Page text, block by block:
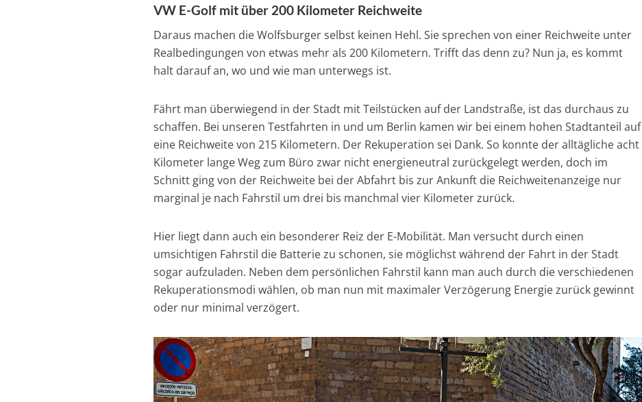
VW E-Golf mit über 200 Kilometer Reichweite
Daraus machen die Wolfsburger selbst keinen Hehl. Sie sprechen von einer Reichweite unter
Realbedingungen von etwas mehr als 200 Kilometern. Trifft das denn zu? Nun ja, es kommt
halt darauf an, wo und wie man unterwegs ist.
Fährt man überwiegend in der Stadt mit Teilstücken auf der Landstraße, ist das durchaus zu
schaffen. Bei unseren Testfahrten in und um Berlin kamen wir bei einem hohen Stadtanteil auf
eine Reichweite von 215 Kilometern. Der Rekuperation sei Dank. So konnte der alltägliche acht
Kilometer lange Weg zum Büro zwar nicht energieneutral zurückgelegt werden, doch im
Schnitt ging von der Reichweite bei der Abfahrt bis zur Ankunft die Reichweitenanzeige nur
marginal je nach Fahrstil um drei bis manchmal vier Kilometer zurück.
Hier liegt dann auch ein besonderer Reiz der E-Mobilität. Man versucht durch einen
umsichtigen Fahrstil die Batterie zu schonen, sie möglichst während der Fahrt in der Stadt
sogar aufzuladen. Neben dem persönlichen Fahrstil kann man auch durch die verschiedenen
Rekuperationsmodi wählen, ob man nun mit maximaler Verzögerung Energie zurück gewinnt
oder nur minimal verzögert.